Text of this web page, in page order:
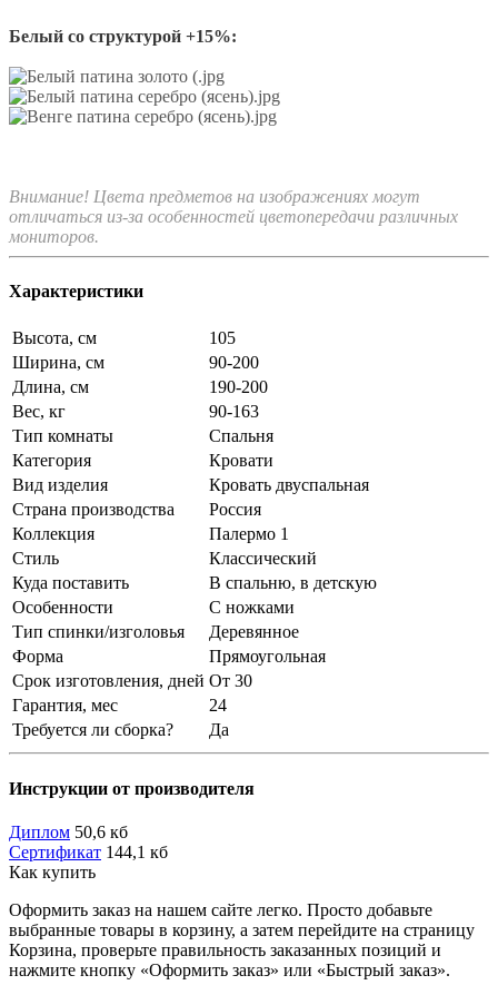
Белый со структурой +15%:
Внимание! Цвета предметов на изображениях могут
отличаться из-за особенностей цветопередачи различных
мониторов.
Характеристики
Высота, см
105
Ширина, см
90-200
Длина, см
190-200
Вес, кг
90-163
Тип комнаты
Спальня
Категория
Кровати
Вид изделия
Кровать двуспальная
Страна производства
Россия
Коллекция
Палермо 1
Стиль
Классический
Куда поставить
В спальню, в детскую
Особенности
С ножками
Тип спинки/изголовья
Деревянное
Форма
Прямоугольная
Срок изготовления, дней От 30
Гарантия, мес
24
Требуется ли сборка?
Да
Инструкции от производителя
Диплом 50,6 кб
Сертификат 144,1 кб
Как купить
Оформить заказ на нашем сайте легко. Просто добавьте
выбранные товары в корзину, а затем перейдите на страницу
Корзина, проверьте правильность заказанных позиций и
нажмите кнопку «Оформить заказ» или «Быстрый заказ».